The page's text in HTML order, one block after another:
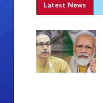
Latest News